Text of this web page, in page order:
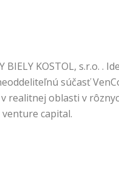
BIELY KOSTOL,
súčasť
oblasti v
capital.